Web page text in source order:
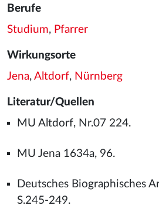
Berufe
Studium, Pfarrer
Wirkungsorte
Jena, Altdorf, Nürnberg
Literatur/Quellen
MU Altdorf, Nr.07 224.
MU Jena 1634a, 96.
Deutsches Biographisches
S.245-249.